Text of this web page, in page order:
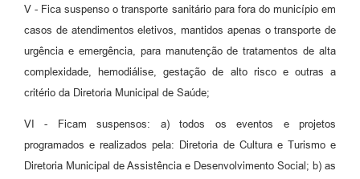
V - Fica suspenso o transporte sanitário para fora do município em
casos de atendimentos eletivos, mantidos apenas o transporte de
urgência e emergência, para manutenção de tratamentos de alta
complexidade, hemodiálise, gestação de alto risco e outras a
critério da Diretoria Municipal de Saúde;
VI - Ficam suspensos: a) todos os eventos e projetos
programados e realizados pela: Diretoria de Cultura e Turismo e
Diretoria Municipal de Assistência e Desenvolvimento Social; b) as